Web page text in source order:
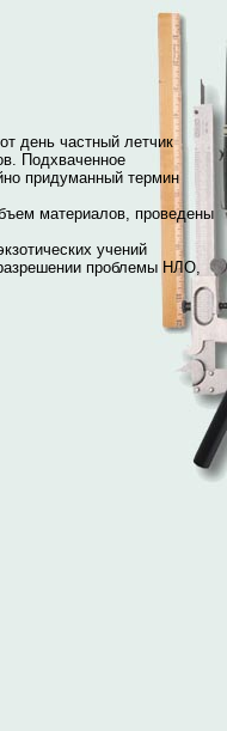
день частный летчик
Подхваченное
придуманный термин
материалов, проведены
учений
проблемы НЛО,